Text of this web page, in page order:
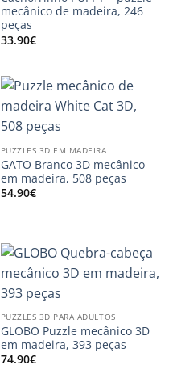
mecânico de madeira, 246
peças
33.90€
PUZZLES 3D EM MADEIRA
GATO Branco 3D mecânico
em madeira, 508 peças
54.90€
PUZZLES 3D PARA ADULTOS
GLOBO Puzzle mecânico 3D
em madeira, 393 peças
74.90€